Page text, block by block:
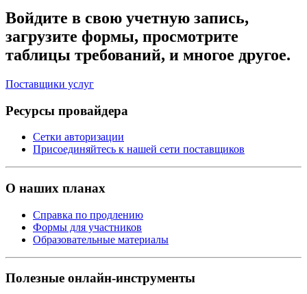
Войдите в свою учетную запись,
загрузите формы, просмотрите
таблицы требований, и многое другое.
Поставщики услуг
Ресурсы провайдера
Сетки авторизации
Присоединяйтесь к нашей сети поставщиков
О наших планах
Справка по продлению
Формы для участников
Образовательные материалы
Полезные онлайн-инструменты